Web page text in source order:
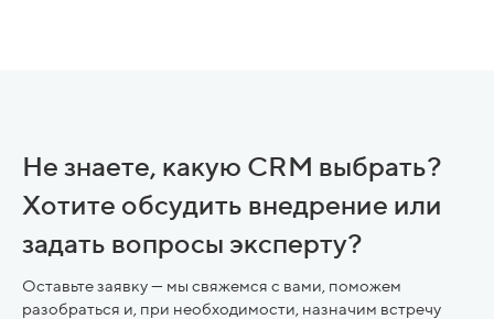
Не знаете, какую CRM выбрать?
Хотите обсудить внедрение или
задать вопросы эксперту?
Оставьте заявку — мы свяжемся с вами, поможем
разобраться и, при необходимости, назначим встречу